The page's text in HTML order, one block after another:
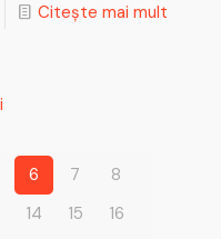
Citește mai mult
6 7
8
14 15
16